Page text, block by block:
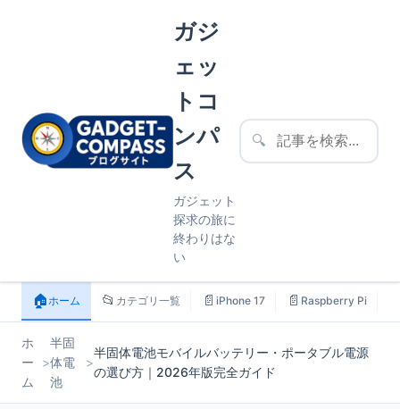
ガジ
ェッ
トコ
ンパ
ス
ガジェット
探求の旅に
終わりはな
い
🔍
🏠ホーム 📂 カテゴリ一覧 📄 iPhone 17 📄 Raspberry Pi
ホ
ー
ム
>
半固
体電
池
>
半固体電池モバイルバッテリー・ポータブル電源
の選び方｜2026年版完全ガイド